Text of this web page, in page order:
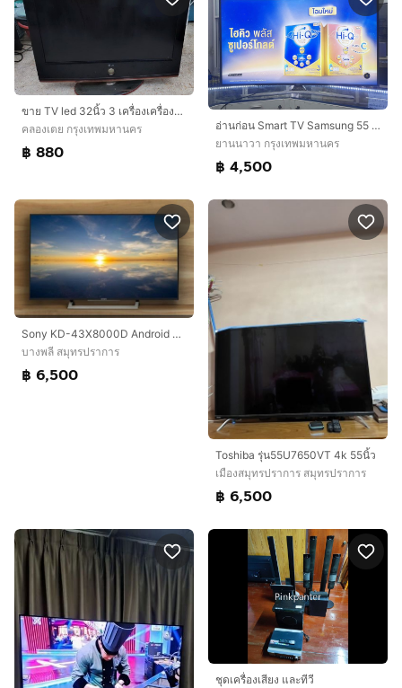
ขาย TV led 32นิ้ว 3 เครื่องเครื่องละ 880 บาท มีLG 2 SAMSUNG 1 ไม่มีรีโมท
คลองเตย กรุงเทพมหานคร
฿ 880
อ่านก่อน Smart TV Samsung 55 นิ้ว จอโค้ง UA55KU6300KXXT ราคาถูกใจ
ยานนาวา กรุงเทพมหานคร
฿ 4,500
Sony KD-43X8000D Android Smart TV 43 นิ้ว 4K
บางพลี สมุทรปราการ
฿ 6,500
Toshiba รุ่น55U7650VT 4k 55นิ้ว
เมืองสมุทรปราการ สมุทรปราการ
฿ 6,500
ชุดเครื่องเสียง และทีวี